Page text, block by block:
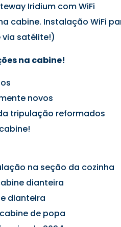
Iridium com WiFi
cabine. Instalação WiFi
via satélite!)
na cabine!
novos
tripulação reformados
na seção da cozinha
dianteira
dianteira
de popa